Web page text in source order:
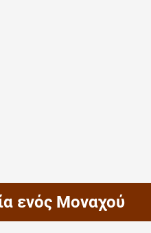
ενός Μοναχού